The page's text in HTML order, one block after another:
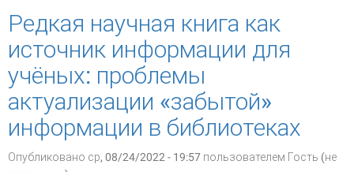
Редкая научная книга как
источник информации для
учёных: проблемы
актуализации «забытой»
информации в библиотеках
Опубликовано ср, 08/24/2022 - 19:57 пользователем Гость (не